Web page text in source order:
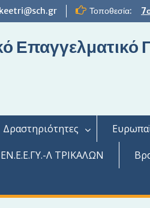
Τοποθεσία:
Δραστηριότητες
Λ ΤΡΙΚΑΛΩΝ